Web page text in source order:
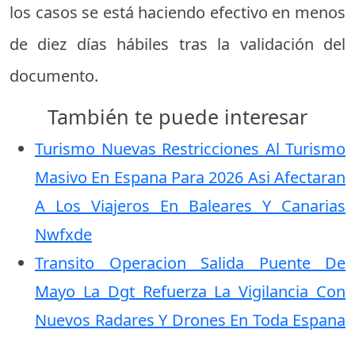
los casos se está haciendo efectivo en menos
de diez días hábiles tras la validación del
documento.
También te puede interesar
Turismo Nuevas Restricciones Al Turismo
Masivo En Espana Para 2026 Asi Afectaran
A Los Viajeros En Baleares Y Canarias
Nwfxde
Transito Operacion Salida Puente De
Mayo La Dgt Refuerza La Vigilancia Con
Nuevos Radares Y Drones En Toda Espana